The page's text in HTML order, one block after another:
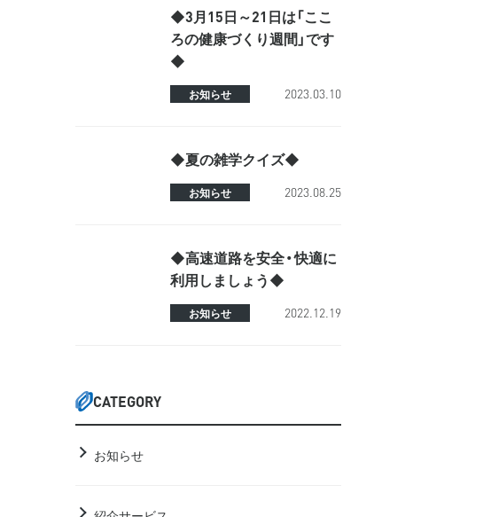
◆3月15日～21日は「ここ
ろの健康づくり週間」です
◆
お知らせ 2023.03.10
◆夏の雑学クイズ◆
お知らせ 2023.08.25
◆高速道路を安全・快適に
利用しましょう◆
お知らせ 2022.12.19
CATEGORY
お知らせ